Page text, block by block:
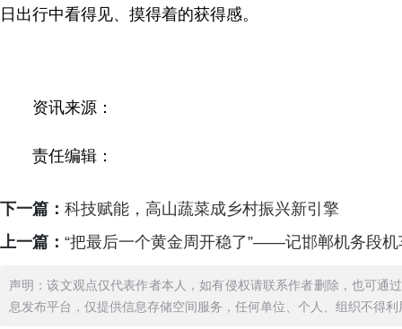
日出行中看得见、摸得着的获得感。
资讯来源：
责任编辑：
下一篇： 科技赋能，高山蔬菜成乡村振兴新引擎
上一篇： “把最后一个黄金周开稳了”——记邯郸机务段机
声明：该文观点仅代表作者本人，如有侵权请联系作者删除，也可通
息发布平台，仅提供信息存储空间服务，任何单位、个人、组织不得